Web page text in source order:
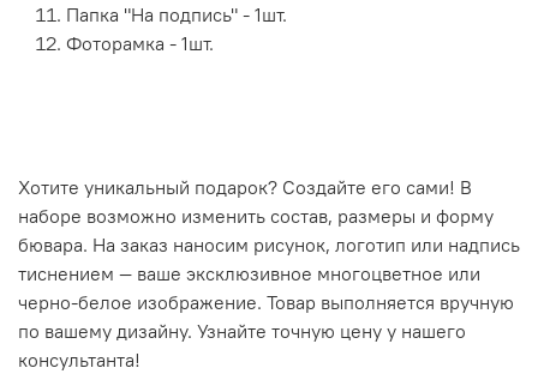
Папка "На подпись" - 1шт.
Фоторамка - 1шт.
Хотите уникальный подарок? Создайте его сами! В
наборе возможно изменить состав, размеры и форму
бювара. На заказ наносим рисунок, логотип или надпись
тиснением — ваше эксклюзивное многоцветное или
черно-белое изображение. Товар выполняется вручную
по вашему дизайну. Узнайте точную цену у нашего
консультанта!